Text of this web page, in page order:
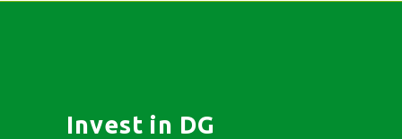
Invest in DG